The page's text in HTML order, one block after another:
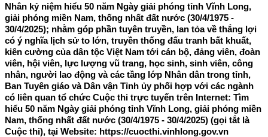
Nhân kỷ niệm hiểu 50 năm Ngày giải phóng tỉnh Vĩnh Long,
giải phóng miền Nam, thống nhất đất nước (30/4/1975 -
30/4/2025); nhằm góp phần tuyên truyền, lan tỏa về thắng lợi
có ý nghĩa lịch sử to lớn, truyền thống đấu tranh bất khuất,
kiên cường của dân tộc Việt Nam tới cán bộ, đảng viên, đoàn
viên, hội viên, lực lượng vũ trang, học sinh, sinh viên, công
nhân, người lao động và các tầng lớp Nhân dân trong tỉnh,
Ban Tuyên giáo và Dân vận Tỉnh ủy phối hợp với các ngành
có liên quan tổ chức Cuộc thi trực tuyến trên Internet: Tìm
hiểu 50 năm Ngày giải phóng tỉnh Vĩnh Long, giải phóng miền
Nam, thống nhất đất nước (30/4/1975 - 30/4/2025) (gọi tắt là
Cuộc thi), tại Website: https://cuocthi.vinhlong.gov.vn